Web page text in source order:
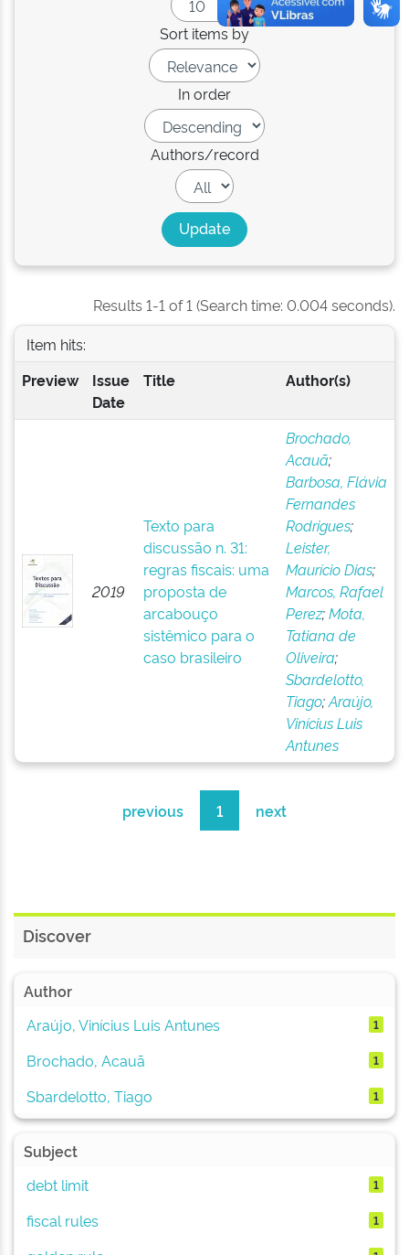
Sort items by
In order
Authors/record
Results 1-1 of 1 (Search time: 0.004 seconds).
Item hits:
Preview
Issue
Date
Title Author(s)
2019
Texto para
discussão n. 31:
regras fiscais: uma
proposta de
arcabouço
sistêmico para o
caso brasileiro
Brochado,
Acauã;
Barbosa, Flávia
Fernandes
Rodrigues;
Leister,
Maurício Dias;
Marcos, Rafael
Perez;Mota,
Tatiana de
Oliveira;
Sbardelotto,
Tiago;Araújo,
Vinícius Luis
Antunes
previous 1 next
Discover
Author
Araújo, Vinícius Luis Antunes
1
Brochado, Acauã 1
Sbardelotto, Tiago 1
Subject
debt limit
1
fiscal rules 1